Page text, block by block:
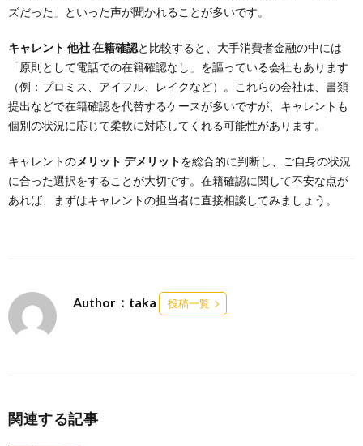
ズだった」といった声が聞かれることが多いです。
キャレント 他社 在籍確認と比較すると、大手消費者金融の中には
「原則として電話での在籍確認なし」を謳っている会社もあります
（例：プロミス、アイフル、レイクなど）。これらの会社は、書類
提出などで在籍確認を代替するケースが多いですが、キャレントも
個別の状況に応じて柔軟に対応してくれる可能性があります。
キャレントのメリット デメリットを総合的に判断し、ご自身の状況
に合った選択をすることが大切です。在籍確認に関して不安な点が
あれば、まずはキャレントの担当者に直接相談してみましょう。
Author：taka 投稿一覧
関連する記事